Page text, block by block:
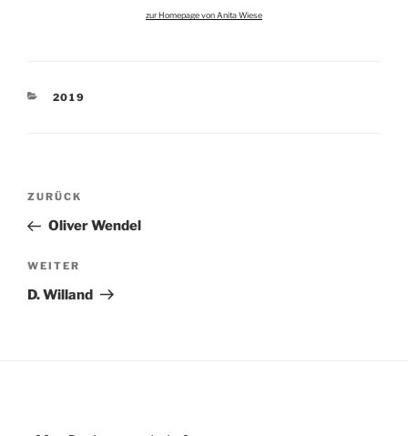
zur Homepage von Anita Wiese
KATEGORIEN
2019
Beitragsnavigation
Vorheriger
Beitrag
ZURÜCK
Oliver Wendel
Nächster
Beitrag
WEITER
D. Willand